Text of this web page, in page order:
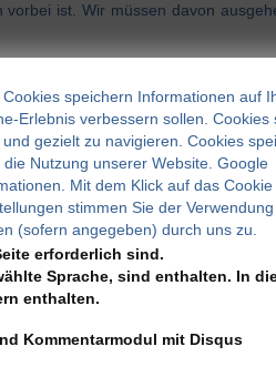
ist. Wir müssen davon
speichern Informationen auf
Erlebnis verbessern sollen. Cookies
gezielt zu navigieren. Cookies
Nutzung unserer Website. Google
Mit dem Klick auf das Cookie
stimmen Sie der
(sofern angegeben) durch uns zu.
erforderlich sind.
Sprache, sind enthalten. In
enthalten.
Kommentarmodul mit Disqus